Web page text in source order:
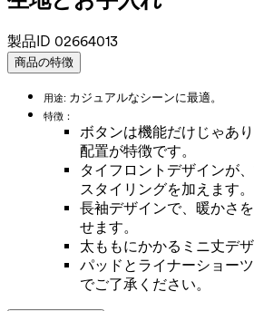
製品ID 02664013
商品の特徴
用途: カジュアルなシーンに最適。
特徴：
ボタンは機能だけじゃあ
配置が特徴です。
タイフロントデザインが
スタイリングを加えます。
長袖デザインで、暖かさ
せます。
太ももにかかるミニ丈デザ
パッドとライナーショー
でご了承ください。